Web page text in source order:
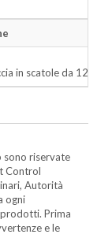
in scatole da 12 pz.
sono riservate
Control
Autorità
ogni
Prima
e le